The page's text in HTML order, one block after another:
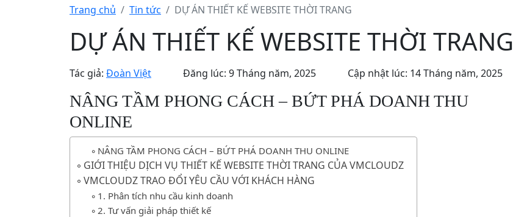
Trang chủ Tin tức DỰ ÁN THIẾT KẾ WEBSITE THỜI TRANG
DỰ ÁN THIẾT KẾ WEBSITE THỜI TRANG
Tác giả: Đoàn Việt Đăng lúc: 9 Tháng năm, 2025 Cập nhật lúc: 14 Tháng năm, 2025
NÂNG TẦM PHONG CÁCH – BỨT PHÁ DOANH THU
ONLINE
NÂNG TẦM PHONG CÁCH – BỨT PHÁ DOANH THU ONLINE
GIỚI THIỆU DỊCH VỤ THIẾT KẾ WEBSITE THỜI TRANG CỦA VMCLOUDZ
VMCLOUDZ TRAO ĐỔI YÊU CẦU VỚI KHÁCH HÀNG
1. Phân tích nhu cầu kinh doanh
2. Tư vấn giải pháp thiết kế